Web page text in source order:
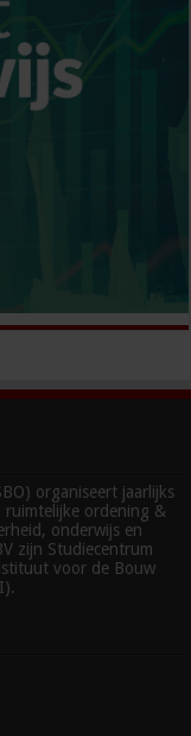
organiseert jaarlijks
ruimtelijke ordening &
onderwijs en
zijn Studiecentrum
voor de Bouw